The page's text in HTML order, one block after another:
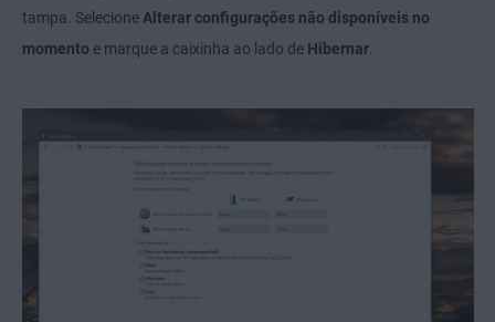
tampa. Selecione Alterar configurações não disponíveis no
momento e marque a caixinha ao lado de Hibernar